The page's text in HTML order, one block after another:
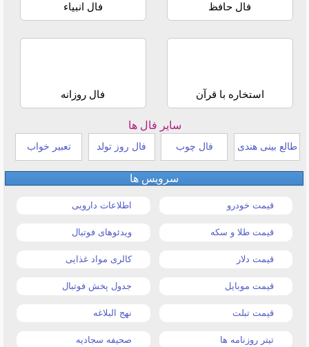
فال حافظ فال انبیاء
استخاره با قرآن فال روزانه
سایر فال ها
طالع بینی هندی فال چوب فال روز تولد تعبیر خواب
سرویس ها
قیمت خودرو اطلاعات دارویی
قیمت طلا و سکه ویدئوهای فوتبال
قیمت دلار کالری مواد غذایی
قیمت موبایل جدول پخش فوتبال
قیمت تبلت نهج البلاغه
تیتر روزنامه ها صحیفه سجادیه